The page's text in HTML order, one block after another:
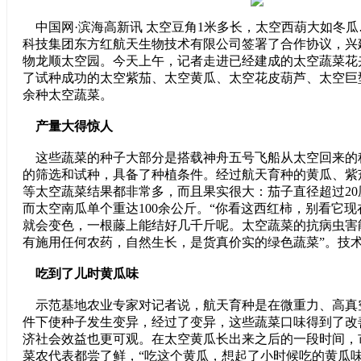
中国网·滨海高新讯 太空豆角1米多长，太空西葫大如冬
科技集团东方红航天生物技术有限公司签署了合作协议，
物龙顺太空园。今天上午，记者走进已经建成的太空蔬菜
了试种成功的太空紫茄、太空黄瓜、太空花皮葫芦、太空
余种太空蔬菜。
产量大得惊人
这些蔬菜的种子大部分是搭载神舟五号飞船从太空回来
的筛选和试种，具备了种植条件。经过航天育种的黄瓜、
等太空蔬菜结果都非常多，而且果实很大：茄子直径超过
而太空南瓜单个重达100余公斤。“你看这西红柿，别看它
就会变色，一根藤上能结好几千斤呢。太空蔬菜的抗病虫
有施用任何农药，自然生长，是货真价实的绿色蔬菜”。技
吃到了儿时黄瓜味
示范基地农业专家对记者说，航天育种是在微重力、高
件下使种子发生变异，经过了变异，这些蔬菜口味得到了
济社会效益也更可观。在太空黄瓜长出来之后的一段时间
菜农代表都尝了鲜，“吃这个黄瓜，想起了小时候吃的黄瓜